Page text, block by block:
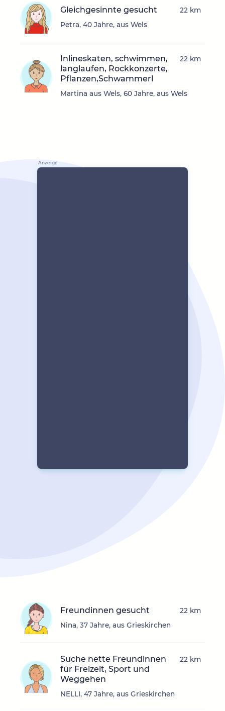
Gleichgesinnte gesucht
Petra, 40 Jahre, aus Wels
22 km
Inlineskaten, schwimmen,
langlaufen, Rockkonzerte,
Pflanzen,Schwammerl
Martina aus Wels, 60 Jahre, aus Wels
22 km
Freundinnen gesucht
Nina, 37 Jahre, aus Grieskirchen
22 km
Suche nette Freundinnen
für Freizeit, Sport und
Weggehen
NELLI, 47 Jahre, aus Grieskirchen
22 km